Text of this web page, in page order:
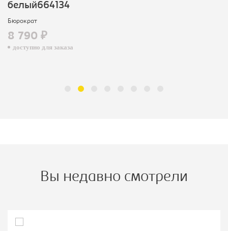
белый664134
Бюрократ
8 790 ₽
доступно для заказа
Вы недавно смотрели